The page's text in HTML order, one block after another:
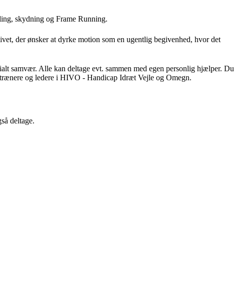
skydning og Frame Running.
der ønsker at dyrke motion som en ugentlig begivenhed, hvor det
samvær. Alle kan deltage evt. sammen med egen personlig hjælper. Du
og ledere i HIVO - Handicap Idræt Vejle og Omegn.
deltage.